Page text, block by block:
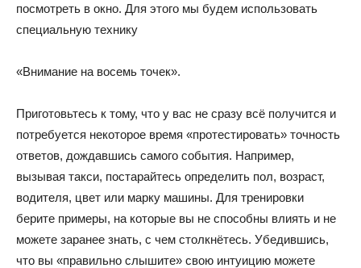
посмотреть в окно. Для этого мы будем использовать
специальную технику
«Внимание на восемь точек».
Приготовьтесь к тому, что у вас не сразу всё получится и
потребуется некоторое время «протестировать» точность
ответов, дождавшись самого события. Например,
вызывая такси, постарайтесь определить пол, возраст,
водителя, цвет или марку машины. Для тренировки
берите примеры, на которые вы не способны влиять и не
можете заранее знать, с чем столкнётесь. Убедившись,
что вы «правильно слышите» свою интуицию можете